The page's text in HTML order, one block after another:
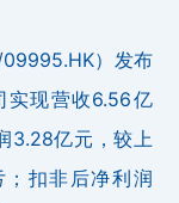
）发布
实现营收6.56亿
3.28亿元，较上
扣非后净利润